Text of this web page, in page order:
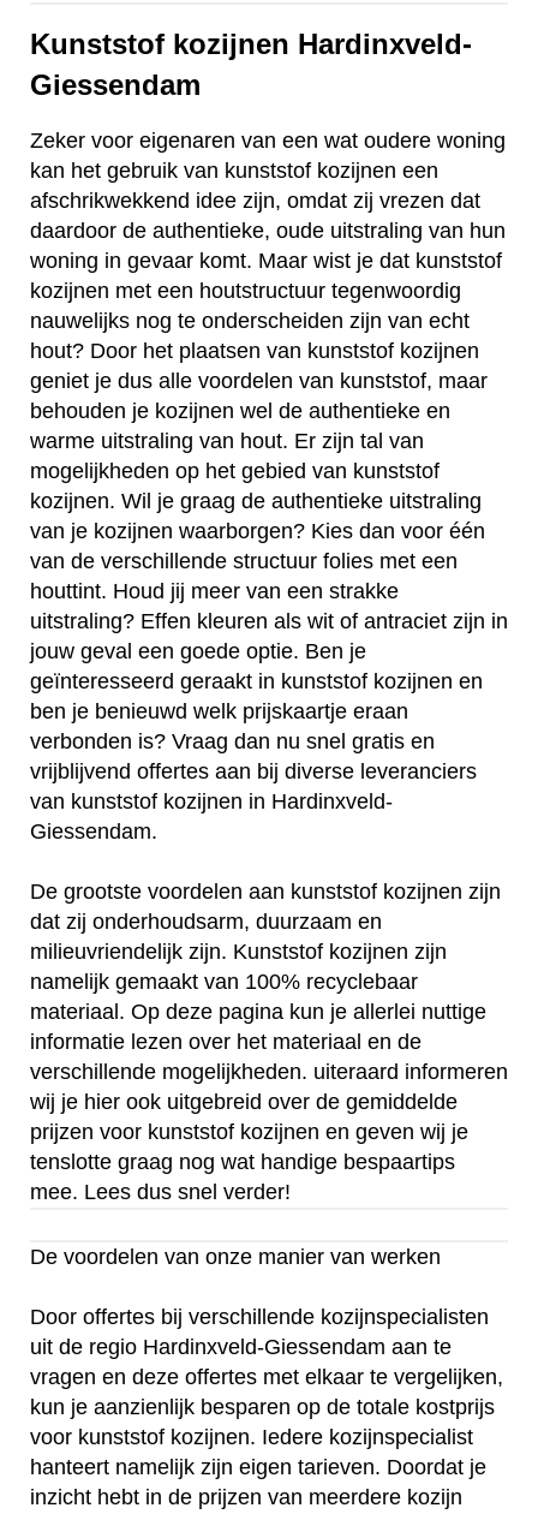
Kunststof kozijnen Hardinxveld-
Giessendam
Zeker voor eigenaren van een wat oudere woning
kan het gebruik van kunststof kozijnen een
afschrikwekkend idee zijn, omdat zij vrezen dat
daardoor de authentieke, oude uitstraling van hun
woning in gevaar komt. Maar wist je dat kunststof
kozijnen met een houtstructuur tegenwoordig
nauwelijks nog te onderscheiden zijn van echt
hout? Door het plaatsen van kunststof kozijnen
geniet je dus alle voordelen van kunststof, maar
behouden je kozijnen wel de authentieke en
warme uitstraling van hout. Er zijn tal van
mogelijkheden op het gebied van kunststof
kozijnen. Wil je graag de authentieke uitstraling
van je kozijnen waarborgen? Kies dan voor één
van de verschillende structuur folies met een
houttint. Houd jij meer van een strakke
uitstraling? Effen kleuren als wit of antraciet zijn in
jouw geval een goede optie. Ben je
geïnteresseerd geraakt in kunststof kozijnen en
ben je benieuwd welk prijskaartje eraan
verbonden is? Vraag dan nu snel gratis en
vrijblijvend offertes aan bij diverse leveranciers
van kunststof kozijnen in Hardinxveld-
Giessendam.
De grootste voordelen aan kunststof kozijnen zijn
dat zij onderhoudsarm, duurzaam en
milieuvriendelijk zijn. Kunststof kozijnen zijn
namelijk gemaakt van 100% recyclebaar
materiaal. Op deze pagina kun je allerlei nuttige
informatie lezen over het materiaal en de
verschillende mogelijkheden. uiteraard informeren
wij je hier ook uitgebreid over de gemiddelde
prijzen voor kunststof kozijnen en geven wij je
tenslotte graag nog wat handige bespaartips
mee. Lees dus snel verder!
De voordelen van onze manier van werken
Door offertes bij verschillende kozijnspecialisten
uit de regio Hardinxveld-Giessendam aan te
vragen en deze offertes met elkaar te vergelijken,
kun je aanzienlijk besparen op de totale kostprijs
voor kunststof kozijnen. Iedere kozijnspecialist
hanteert namelijk zijn eigen tarieven. Doordat je
inzicht hebt in de prijzen van meerdere kozijn